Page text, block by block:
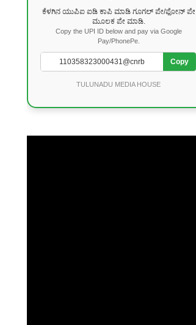
ಕೆಳಗಿನ ಯುಪಿಐ ಐಡಿ ಕಾಪಿ ಮಾಡಿ ಗೂಗಲ್ ಪೇ/ಫೋನ್ ಪೇ
ಮೂಲಕ ಪೇ ಮಾಡಿ.
Copy the UPI ID below and pay via Google
Pay/PhonePe.
Copy
TULUNADU MEDIA HOUSE